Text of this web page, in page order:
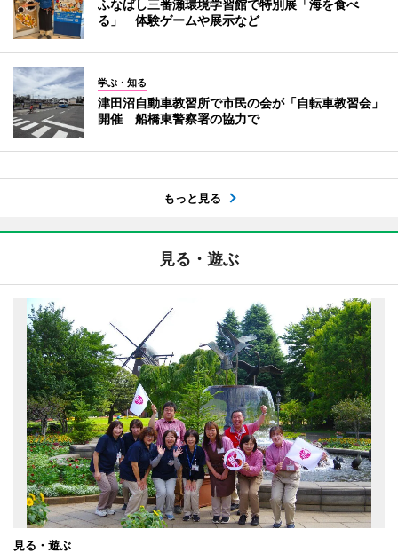
ふなばし三番瀬環境学習館で特別展「海を食べ
る」 体験ゲームや展示など
学ぶ・知る
津田沼自動車教習所で市民の会が「自転車教習会」
開催 船橋東警察署の協力で
もっと見る
見る・遊ぶ
見る・遊ぶ